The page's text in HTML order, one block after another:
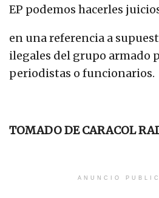
EP podemos hacerles
en una referencia a
ilegales del grupo armado
periodistas o funcionarios.
TOMADO DE CARACOL
ANUNCIO